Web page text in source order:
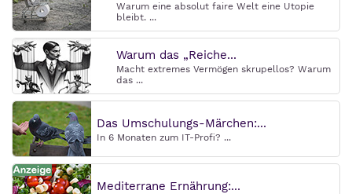
Warum eine absolut faire Welt eine Utopie
bleibt. ...
Warum das „Reiche...
Macht extremes Vermögen skrupellos? Warum
das ...
Das Umschulungs-Märchen:...
In 6 Monaten zum IT-Profi? ...
Mediterrane Ernährung:...